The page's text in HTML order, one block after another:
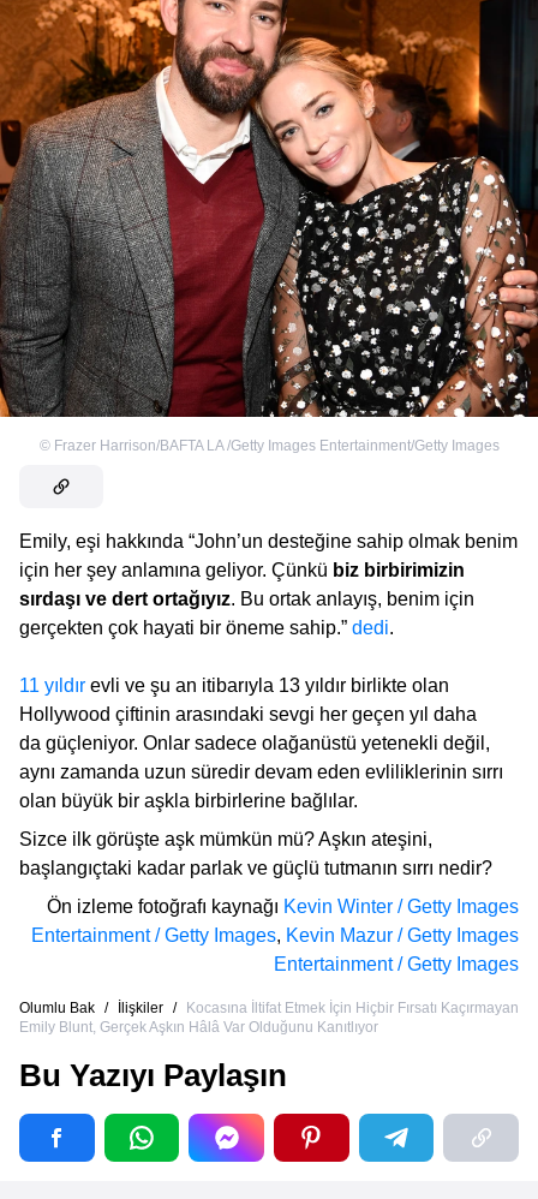
© Frazer Harrison/BAFTA LA /Getty Images Entertainment/Getty Images
Emily, eşi hakkında “John’un desteğine sahip olmak benim
için her şey anlamına geliyor. Çünkü biz birbirimizin
sırdaşı ve dert ortağıyız. Bu ortak anlayış, benim için
gerçekten çok hayati bir öneme sahip.” dedi.
11 yıldır evli ve şu an itibarıyla 13 yıldır birlikte olan
Hollywood çiftinin arasındaki sevgi her geçen yıl daha
da güçleniyor. Onlar sadece olağanüstü yetenekli değil,
aynı zamanda uzun süredir devam eden evliliklerinin sırrı
olan büyük bir aşkla birbirlerine bağlılar.
Sizce ilk görüşte aşk mümkün mü? Aşkın ateşini,
başlangıçtaki kadar parlak ve güçlü tutmanın sırrı nedir?
Ön izleme fotoğrafı kaynağı Kevin Winter / Getty Images
Entertainment / Getty Images, Kevin Mazur / Getty Images
Entertainment / Getty Images
Olumlu Bak / İlişkiler /
Kocasına İltifat Etmek İçin Hiçbir Fırsatı Kaçırmayan
Emily Blunt, Gerçek Aşkın Hâlâ Var Olduğunu Kanıtlıyor
Bu Yazıyı Paylaşın